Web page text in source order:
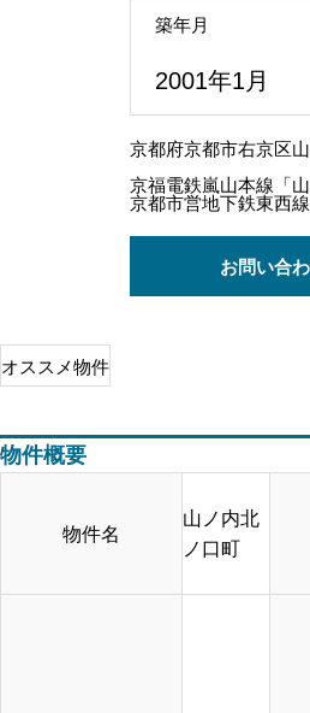
築年月
2001年1月
京都府京都市右京区
京福電鉄嵐山本線「
京都市営地下鉄東西
お問い合
オススメ物件
物件概要
物件名
山ノ内北
ノ口町